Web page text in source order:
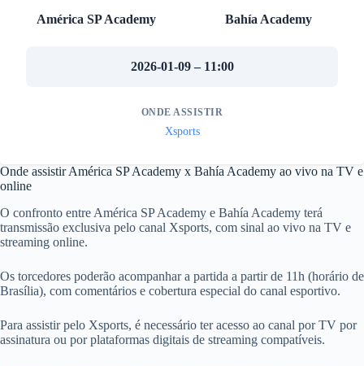
América SP Academy
Bahía Academy
2026-01-09 – 11:00
ONDE ASSISTIR
Xsports
Onde assistir América SP Academy x Bahía Academy ao vivo na TV e
online
O confronto entre América SP Academy e Bahía Academy terá
transmissão exclusiva pelo canal Xsports, com sinal ao vivo na TV e
streaming online.
Os torcedores poderão acompanhar a partida a partir de 11h (horário de
Brasília), com comentários e cobertura especial do canal esportivo.
Para assistir pelo Xsports, é necessário ter acesso ao canal por TV por
assinatura ou por plataformas digitais de streaming compatíveis.